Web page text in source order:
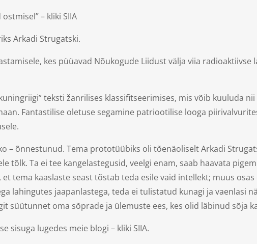
– kliki SIIA
Arkadi Strugatski.
kes püüavad Nõukogude Liidust välja viia radioaktiivse
teksti žanrilises klassifitseerimises, mis võib kuuluda
Fantastilise oletuse segamine patriootilise looga
– õnnestunud. Tema prototüübiks oli tõenäoliselt Arkadi
tõlk. Ta ei tee kangelastegusid, veelgi enam, saab haavata
tema kaaslaste seast tõstab teda esile vaid intellekt; muus osas
lahingutes jaapanlastega, teda ei tulistatud kunagi ja vaenlasi
süütunnet oma sõprade ja ülemuste ees, kes olid läbinud sõja
sisuga lugedes meie blogi – kliki SIIA.